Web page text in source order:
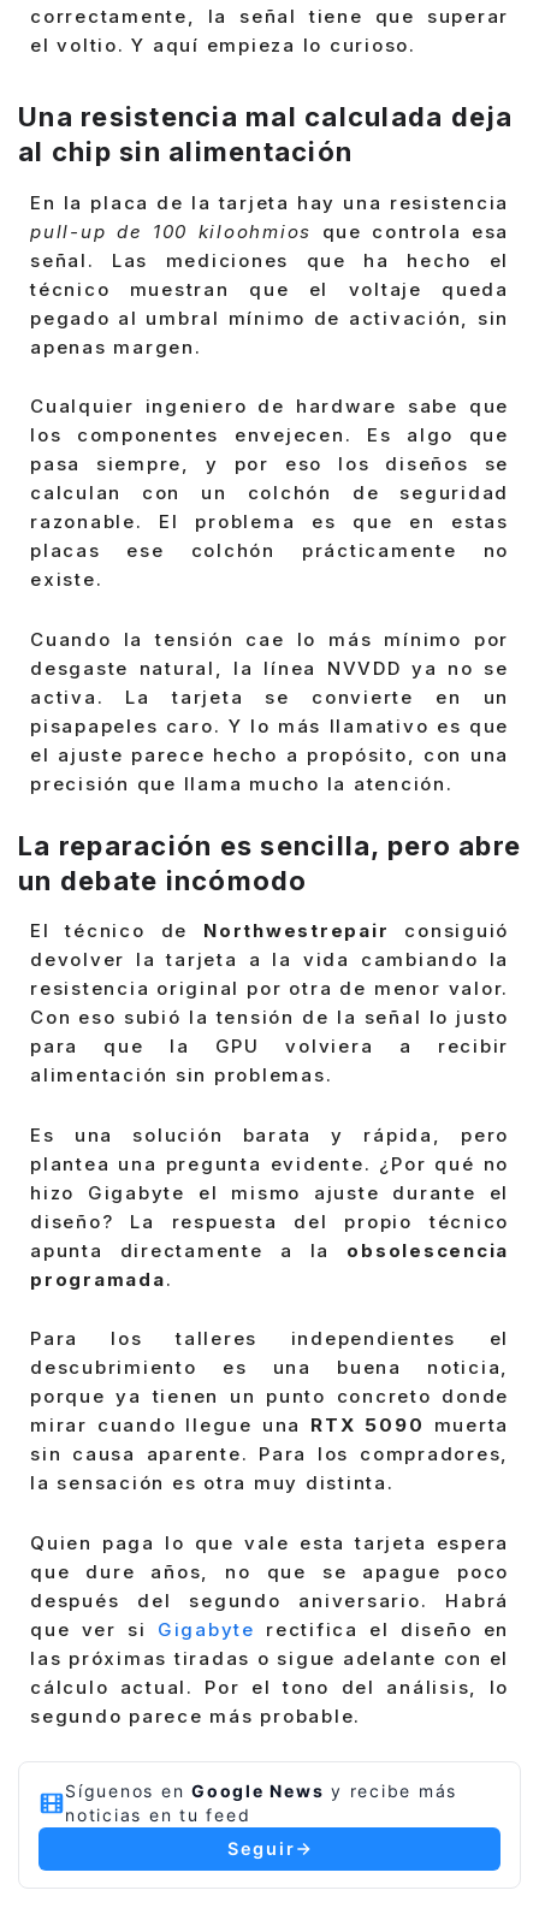
correctamente, la señal tiene que superar
el voltio. Y aquí empieza lo curioso.
Una resistencia mal calculada deja
al chip sin alimentación
En la placa de la tarjeta hay una resistencia
pull-up de 100 kiloohmios
que controla esa
señal. Las mediciones que ha hecho el
técnico muestran que el voltaje queda
pegado al umbral mínimo de activación, sin
apenas margen.
Cualquier ingeniero de hardware sabe que
los componentes envejecen. Es algo que
pasa siempre, y por eso los diseños se
calculan con un colchón de seguridad
razonable. El problema es que en estas
placas ese colchón prácticamente no
existe.
Cuando la tensión cae lo más mínimo por
desgaste natural, la línea NVVDD ya no se
activa. La tarjeta se convierte en un
pisapapeles caro. Y lo más llamativo es que
el ajuste parece hecho a propósito, con una
precisión que llama mucho la atención.
La reparación es sencilla, pero abre
un debate incómodo
El técnico de Northwestrepair
consiguió
devolver la tarjeta a la vida cambiando la
resistencia original por otra de menor valor.
Con eso subió la tensión de la señal lo justo
para que la GPU volviera a recibir
alimentación sin problemas.
Es una solución barata y rápida, pero
plantea una pregunta evidente. ¿Por qué no
hizo Gigabyte el mismo ajuste durante el
diseño? La respuesta del propio técnico
apunta directamente a la obsolescencia
programada.
Para los talleres independientes el
descubrimiento es una buena noticia,
porque ya tienen un punto concreto donde
mirar cuando llegue una RTX 5090
muerta
sin causa aparente. Para los compradores,
la sensación es otra muy distinta.
Quien paga lo que vale esta tarjeta espera
que dure años, no que se apague poco
después del segundo aniversario. Habrá
que ver si Gigabyte rectifica el diseño en
las próximas tiradas o sigue adelante con el
cálculo actual. Por el tono del análisis, lo
segundo parece más probable.
Síguenos en Google News y recibe más
noticias en tu feed
Seguir